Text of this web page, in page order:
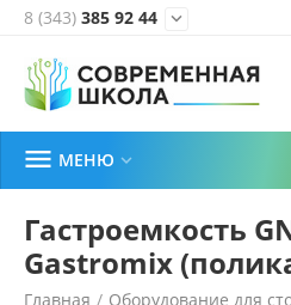
8 (343) 385 92 44 
 МЕНЮ 
Гастроемкость
Gastromix
Главная / Оборудование для